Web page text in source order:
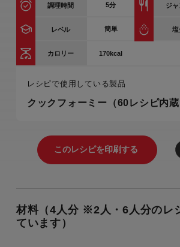
調理時間 5分 ジ
レベル 簡単 塩
カロリー 170kcal
レシピで使用している製品
クックフォーミー（60レシピ内蔵
材料（4人分 ※2人・6人分のレ
ています）